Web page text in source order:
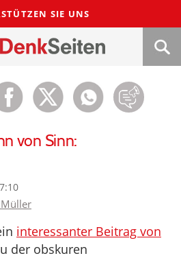
SIE UNS
von Sinn:
interessanter Beitrag von
der obskuren